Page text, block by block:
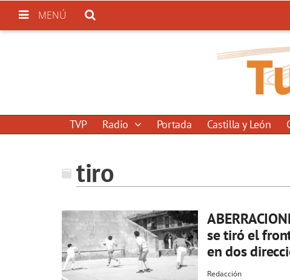
MENÚ
TVP Radio Portada Castilla y León
tiro
se tiró el
en dos
Redacción